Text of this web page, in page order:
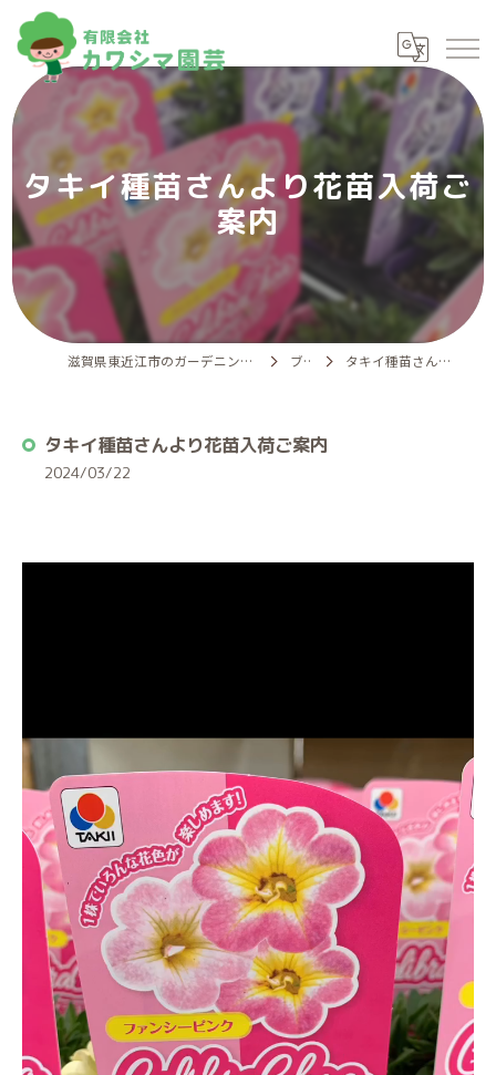
タキイ種苗さんより花苗入荷ご
案内
滋賀県東近江市のガーデニングなら有限会社カワシマ園芸 ブログ タキイ種苗さんより花苗入荷ご案内
タキイ種苗さんより花苗入荷ご案内
2024/03/22